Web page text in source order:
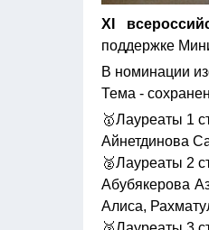
XI
поддержке
В номинации
Тема -
🥇Лауреаты 1
Айнетдинова
🥈Лауреаты 2
Абубякерова
Алиса,